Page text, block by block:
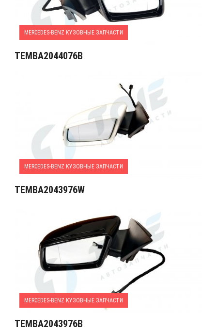
MERCEDES-BENZ КУЗОВНЫЕ ЗАПЧАСТИ
TEMBA2044076B
MERCEDES-BENZ КУЗОВНЫЕ ЗАПЧАСТИ
TEMBA2043976W
MERCEDES-BENZ КУЗОВНЫЕ ЗАПЧАСТИ
TEMBA2043976B